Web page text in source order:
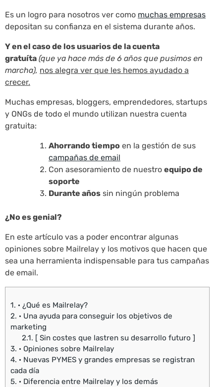
Es un logro para nosotros ver como muchas empresas
depositan su confianza en el sistema durante años.
Y en el caso de los usuarios de la cuenta
gratuíta (que ya hace más de 6 años que pusimos en
marcha), nos alegra ver que les hemos ayudado a
crecer.
Muchas empresas, bloggers, emprendedores, startups
y ONGs de todo el mundo utilizan nuestra cuenta
gratuita:
Ahorrando tiempo en la gestión de sus
campañas de email
Con asesoramiento de nuestro equipo de
soporte
Durante años sin ningún problema
¿No es genial?
En este artículo vas a poder encontrar algunas
opiniones sobre Mailrelay y los motivos que hacen que
sea una herramienta indispensable para tus campañas
de email.
1. · ¿Qué es Mailrelay?
2. · Una ayuda para conseguir los objetivos de
marketing
2.1. [ Sin costes que lastren su desarrollo futuro ]
3. · Opiniones sobre Mailrelay
4. · Nuevas PYMES y grandes empresas se registran
cada día
5. · Diferencia entre Mailrelay y los demás